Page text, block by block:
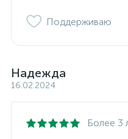
Поддерживаю
Надежда
16.02.2024
Более 3